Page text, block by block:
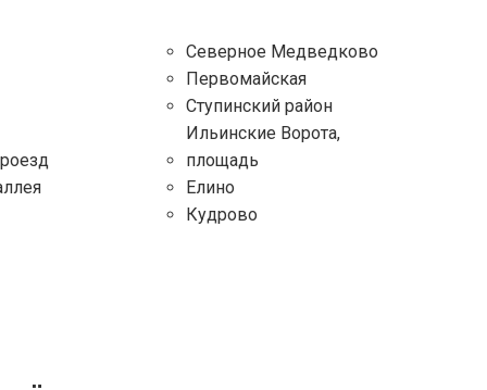
Северное Медведково
Первомайская
Ступинский район
Ильинские Ворота,
площадь
Елино
Кудрово